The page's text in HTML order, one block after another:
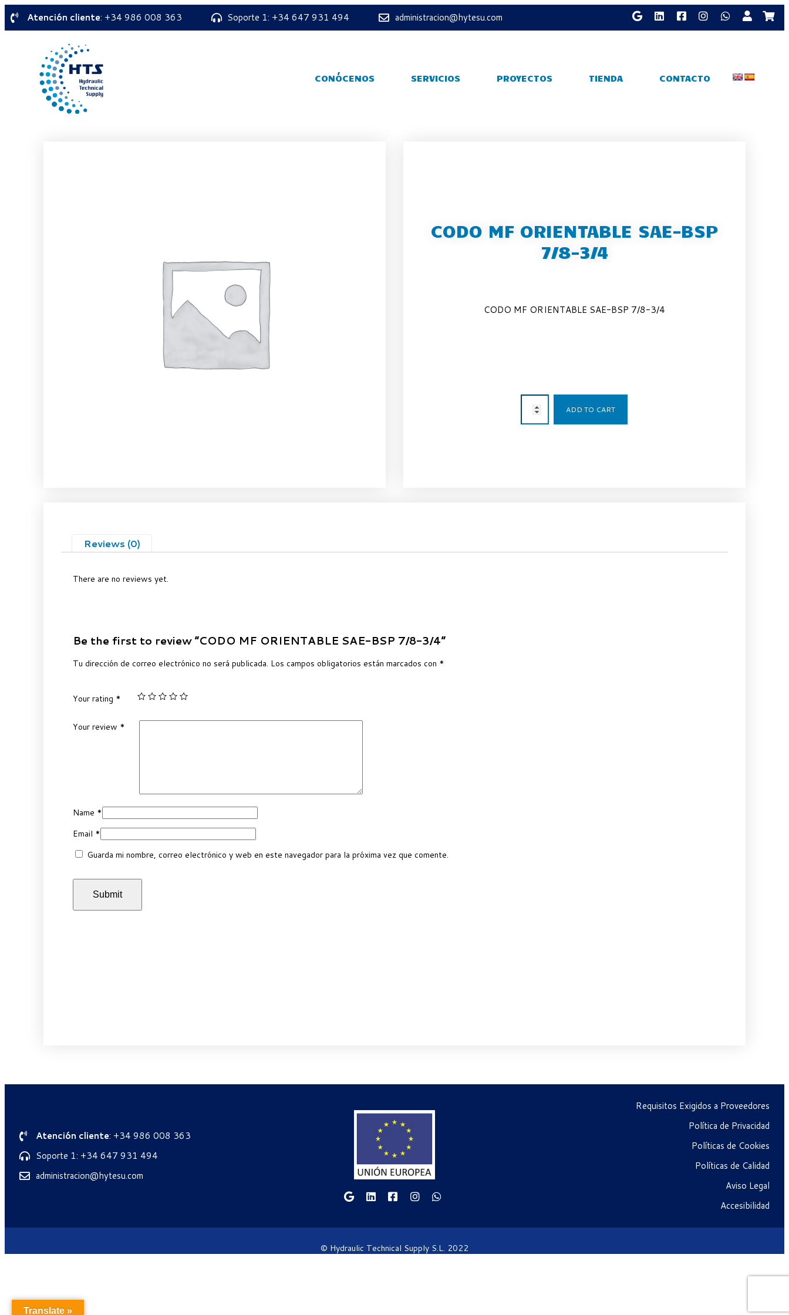
Atención cliente: +34 986 008 363 Soporte 1: +34 647 931 494 administracion@hytesu.com
CONÓCENOS SERVICIOS PROYECTOS TIENDA CONTACTO
CODO MF ORIENTABLE SAE-BSP
7/8-3/4
CODO MF ORIENTABLE SAE-BSP 7/8-3/4
ADD TO CART
Reviews (0)
There are no reviews yet.
Be the first to review “CODO MF ORIENTABLE SAE-BSP 7/8-3/4”
Tu dirección de correo electrónico no será publicada. Los campos obligatorios están marcados con *
Your rating *
Your review *
Name *
Email *
Guarda mi nombre, correo electrónico y web en este navegador para la próxima vez que comente.
Atención cliente: +34 986 008 363
Soporte 1: +34 647 931 494
administracion@hytesu.com
Requisitos Exigidos a Proveedores
Política de Privacidad
Políticas de Cookies
Políticas de Calidad
Aviso Legal
Accesibilidad
© Hydraulic Technical Supply S.L. 2022
Translate »